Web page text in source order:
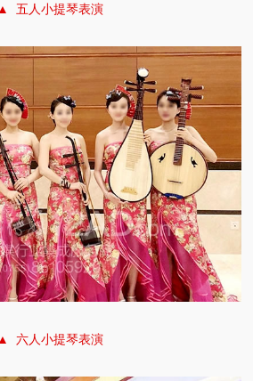
▲ 五人小提琴表演
▲ 六人小提琴表演